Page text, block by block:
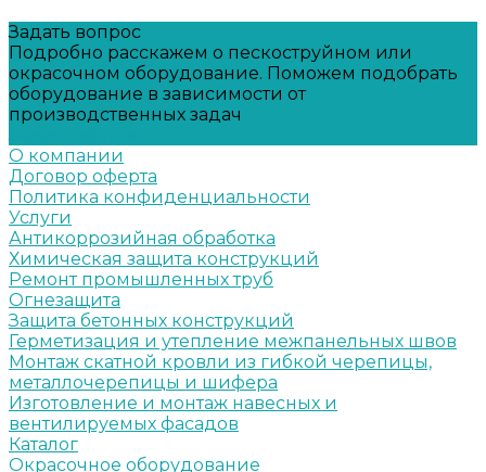
Задать вопрос
Подробно расскажем о пескоструйном или
окрасочном оборудование. Поможем подобрать
оборудование в зависимости от
производственных задач
О компании
Договор оферта
Политика конфиденциальности
Услуги
Антикоррозийная обработка
Химическая защита конструкций
Ремонт промышленных труб
Огнезащита
Защита бетонных конструкций
Герметизация и утепление межпанельных швов
Монтаж скатной кровли из гибкой черепицы,
металлочерепицы и шифера
Изготовление и монтаж навесных и
вентилируемых фасадов
Каталог
Окрасочное оборудование